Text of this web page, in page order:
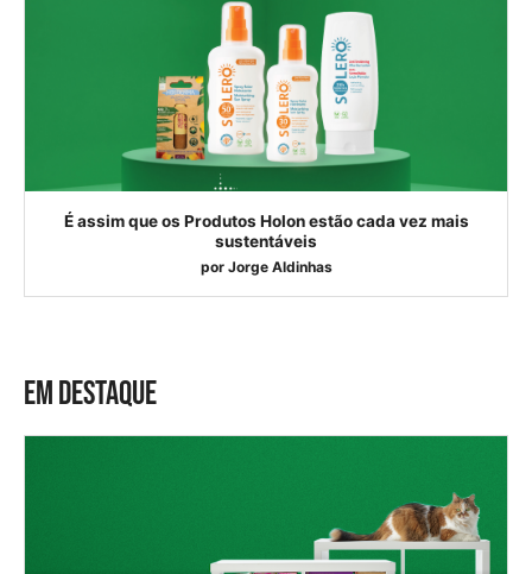
É assim que os Produtos Holon estão cada vez mais
sustentáveis
por Jorge Aldinhas
EM DESTAQUE